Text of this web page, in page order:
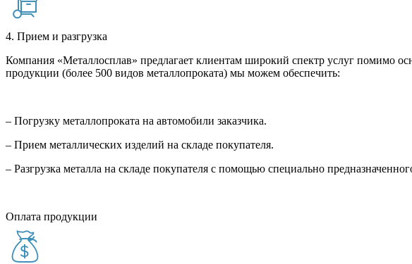
4. Прием и разгрузка
Компания «Металлосплав» предлагает клиентам широкий спектр услуг помимо
продукции (более 500 видов металлопроката) мы можем обеспечить:
– Погрузку металлопроката на автомобили заказчика.
– Прием металлических изделий на складе покупателя.
– Разгрузка металла на складе покупателя с помощью специально
Оплата продукции